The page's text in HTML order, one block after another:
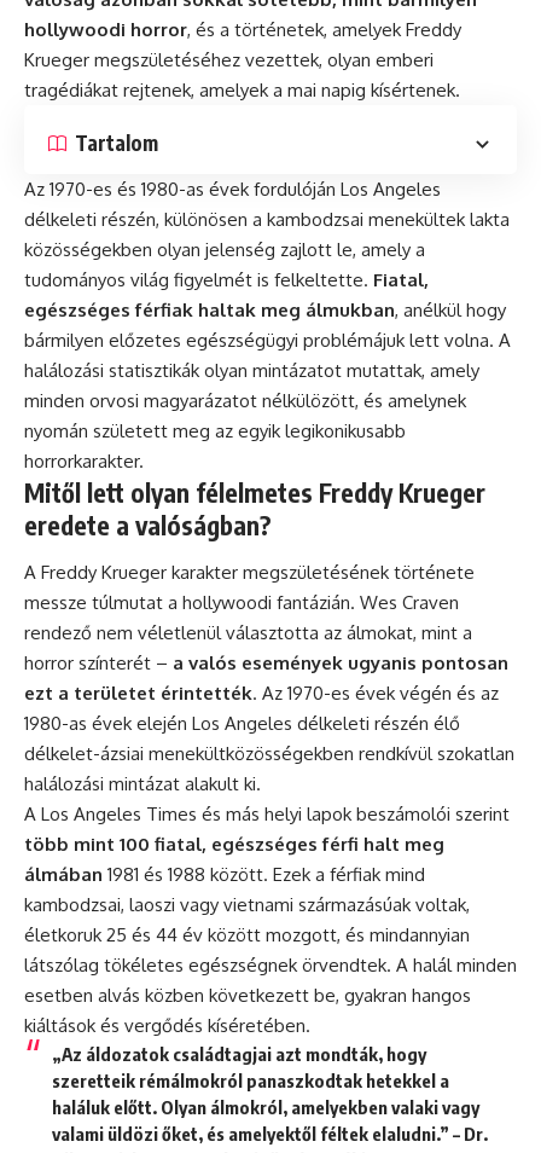
hollywoodi horror, és a történetek, amelyek Freddy
Krueger megszületéséhez vezettek, olyan emberi
tragédiákat rejtenek, amelyek a mai napig kísértenek.
Tartalom
Az 1970-es és 1980-as évek fordulóján Los Angeles
délkeleti részén, különösen a kambodzsai menekültek lakta
közösségekben olyan jelenség zajlott le, amely a
tudományos világ figyelmét is felkeltette. Fiatal,
egészséges férfiak haltak meg álmukban, anélkül hogy
bármilyen előzetes egészségügyi problémájuk lett volna. A
halálozási statisztikák olyan mintázatot mutattak, amely
minden orvosi magyarázatot nélkülözött, és amelynek
nyomán született meg az egyik legikonikusabb
horrorkarakter.
Mitől lett olyan félelmetes Freddy Krueger
eredete a valóságban?
A Freddy Krueger karakter megszületésének története
messze túlmutat a hollywoodi fantázián. Wes Craven
rendező nem véletlenül választotta az álmokat, mint a
horror színterét – a valós események ugyanis pontosan
ezt a területet érintették. Az 1970-es évek végén és az
1980-as évek elején Los Angeles délkeleti részén élő
délkelet-ázsiai menekültközösségekben rendkívül szokatlan
halálozási mintázat alakult ki.
A Los Angeles Times és más helyi lapok beszámolói szerint
több mint 100 fiatal, egészséges férfi halt meg
álmában 1981 és 1988 között. Ezek a férfiak mind
kambodzsai, laoszi vagy vietnami származásúak voltak,
életkoruk 25 és 44 év között mozgott, és mindannyian
látszólag tökéletes egészségnek örvendtek. A halál minden
esetben alvás közben következett be, gyakran hangos
kiáltások és vergődés kíséretében.
„Az áldozatok családtagjai azt mondták, hogy
szeretteik rémálmokról panaszkodtak hetekkel a
haláluk előtt. Olyan álmokról, amelyekben valaki vagy
valami üldözi őket, és amelyektől féltek elaludni.” – Dr.